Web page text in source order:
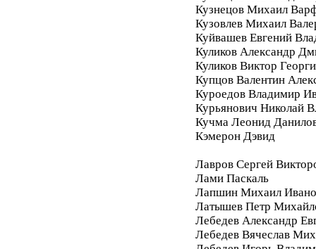
Кузнецов Михаил
Кузовлев Михаил
Куйвашев Евгений
Куликов Александр
Куликов Виктор
Купцов Валентин
Куроедов Владимир
Курьянович Николай
Кучма Леонид
Кэмерон Дэвид
Лавров Сергей
Лами Паскаль
Лапшин Михаил
Латышев Петр
Лебедев Александр
Лебедев Вячеслав